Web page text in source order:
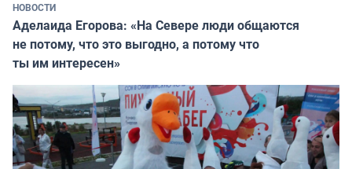
НОВОСТИ
Аделаида Егорова: «На Севере люди общаются
не потому, что это выгодно, а потому что
ты им интересен»